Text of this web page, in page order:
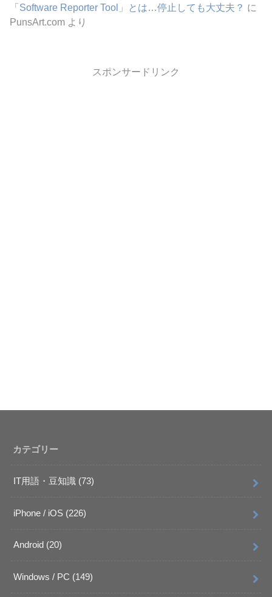
「Software Reporter Tool」とは…停止しても大丈夫？ に
PunsArt.com より
スポンサードリンク
カテゴリー
IT用語・豆知識 (73)
iPhone / iOS (226)
Android (20)
Windows / PC (149)